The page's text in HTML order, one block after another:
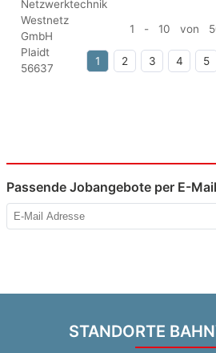
1 - 10 von
1 2 3 4 5
Passende Jobangebote per E-
STANDORTE